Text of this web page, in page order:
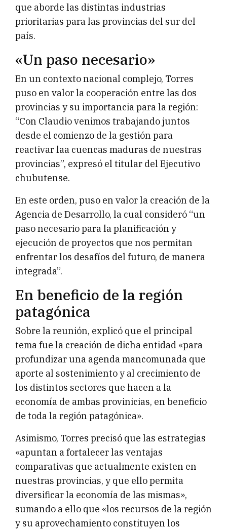
que aborde las distintas industrias
prioritarias para las provincias del sur del
país.
«Un paso necesario»
En un contexto nacional complejo, Torres
puso en valor la cooperación entre las dos
provincias y su importancia para la región:
“Con Claudio venimos trabajando juntos
desde el comienzo de la gestión para
reactivar laa cuencas maduras de nuestras
provincias”, expresó el titular del Ejecutivo
chubutense.
En este orden, puso en valor la creación de la
Agencia de Desarrollo, la cual consideró “un
paso necesario para la planificación y
ejecución de proyectos que nos permitan
enfrentar los desafíos del futuro, de manera
integrada”.
En beneficio de la región
patagónica
Sobre la reunión, explicó que el principal
tema fue la creación de dicha entidad «para
profundizar una agenda mancomunada que
aporte al sostenimiento y al crecimiento de
los distintos sectores que hacen a la
economía de ambas provinicias, en beneficio
de toda la región patagónica».
Asimismo, Torres precisó que las estrategias
«apuntan a fortalecer las ventajas
comparativas que actualmente existen en
nuestras provincias, y que ello permita
diversificar la economía de las mismas»,
sumando a ello que «los recursos de la región
y su aprovechamiento constituyen los